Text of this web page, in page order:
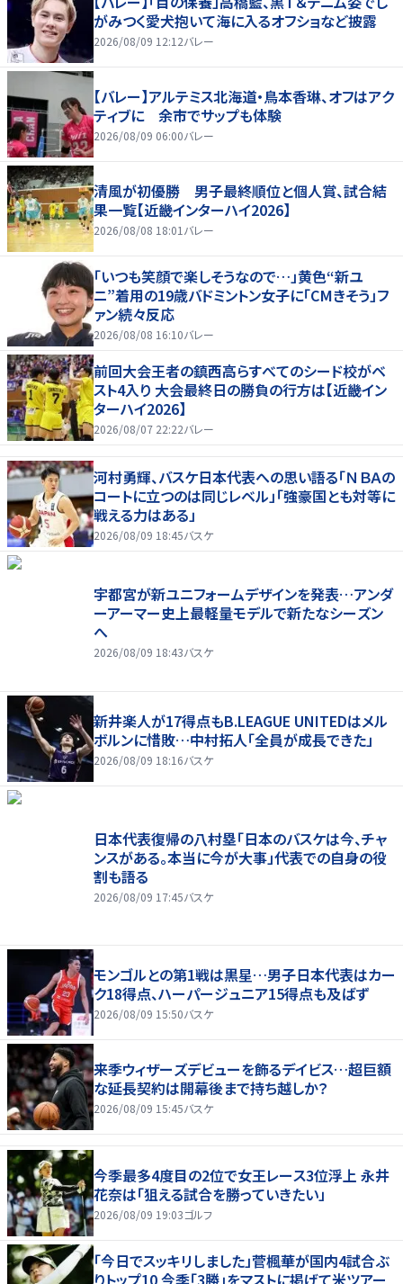
がみつく愛犬抱いて海に入るオフショなど披露
2026/08/09 12:12バレー
【バレー】アルテミス北海道・鳥本香琳、オフはアク
ティブに 余市でサップも体験
2026/08/09 06:00バレー
清風が初優勝 男子最終順位と個人賞、試合結
果一覧【近畿インターハイ2026】
2026/08/08 18:01バレー
「いつも笑顔で楽しそうなので…」黄色“新ユ
ニ”着用の19歳バドミントン女子に「CMきそう」フ
ァン続々反応
2026/08/08 16:10バレー
前回大会王者の鎮西高らすべてのシード校がベ
スト4入り 大会最終日の勝負の行方は【近畿イン
ターハイ2026】
2026/08/07 22:22バレー
河村勇輝、バスケ日本代表への思い語る「ＮＢＡの
コートに立つのは同じレベル」「強豪国とも対等に
戦える力はある」
2026/08/09 18:45バスケ
宇都宮が新ユニフォームデザインを発表…アンダ
ーアーマー史上最軽量モデルで新たなシーズン
へ
2026/08/09 18:43バスケ
新井楽人が17得点もB.LEAGUE UNITEDはメル
ボルンに惜敗…中村拓人「全員が成長できた」
2026/08/09 18:16バスケ
日本代表復帰の八村塁「日本のバスケは今、チャ
ンスがある。本当に今が大事」代表での自身の役
割も語る
2026/08/09 17:45バスケ
モンゴルとの第1戦は黒星…男子日本代表はカー
ク18得点、ハーパージュニア15得点も及ばず
2026/08/09 15:50バスケ
来季ウィザーズデビューを飾るデイビス…超巨額
な延長契約は開幕後まで持ち越しか？
2026/08/09 15:45バスケ
今季最多4度目の2位で女王レース3位浮上 永井
花奈は「狙える試合を勝っていきたい」
2026/08/09 19:03ゴルフ
「今日でスッキリしました」菅楓華が国内4試合ぶ
りトップ10 今季「3勝」をマストに掲げて米ツアー